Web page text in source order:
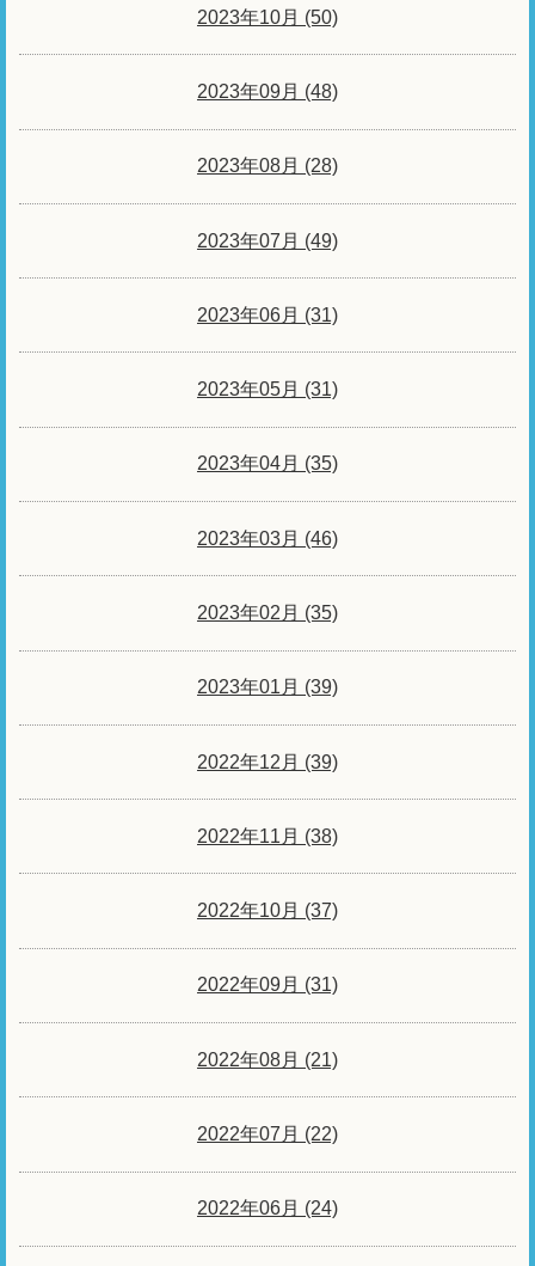
2023年10月 (50)
2023年09月 (48)
2023年08月 (28)
2023年07月 (49)
2023年06月 (31)
2023年05月 (31)
2023年04月 (35)
2023年03月 (46)
2023年02月 (35)
2023年01月 (39)
2022年12月 (39)
2022年11月 (38)
2022年10月 (37)
2022年09月 (31)
2022年08月 (21)
2022年07月 (22)
2022年06月 (24)